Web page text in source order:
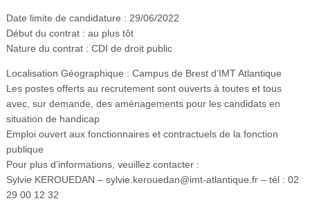
Date limite de candidature : 29/06/2022
Début du contrat : au plus tôt
Nature du contrat : CDI de droit public
Localisation Géographique : Campus de Brest d’IMT Atlantique
Les postes offerts au recrutement sont ouverts à toutes et tous
avec, sur demande, des aménagements pour les candidats en
situation de handicap
Emploi ouvert aux fonctionnaires et contractuels de la fonction
publique
Pour plus d’informations, veuillez contacter :
Sylvie KEROUEDAN – sylvie.kerouedan@imt-atlantique.fr – tél : 02
29 00 12 32